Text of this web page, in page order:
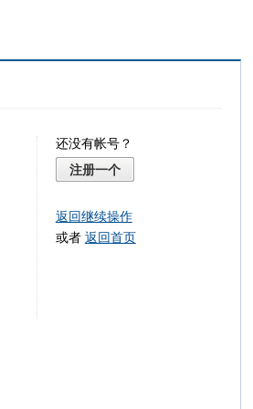
还没有帐号？
注册一个
返回继续操作
或者 返回首页